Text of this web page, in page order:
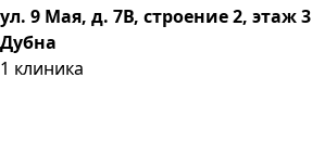
ул. 9 Мая, д. 7В, строение 2, этаж 3
Дубна
1 клиника